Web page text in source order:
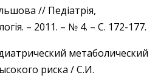
// Педіатрія,
– 2011. – № 4. – С. 172-177.
метаболический
риска / С.И.